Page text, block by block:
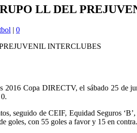
LL DEL
| 0
2016 Copa DIRECTV, el sábado 25
seguido de CEIF, Equidad Seguros
goles, con 55 goles a favor y 15 en contra.